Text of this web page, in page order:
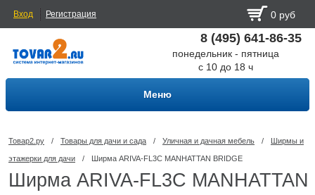
Вход Регистрация 0 руб
8 (495) 641-86-35
понедельник - пятница
с 10 до 18 ч
Меню
Товар2.ру / Товары для дачи и сада / Уличная и дачная мебель / Ширмы и
этажерки для дачи / Ширма ARIVA-FL3C MANНATTAN BRIDGE
Ширма ARIVA-FL3C MANНATTAN